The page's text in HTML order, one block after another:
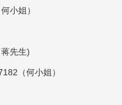
姐）
生)
（何小姐）